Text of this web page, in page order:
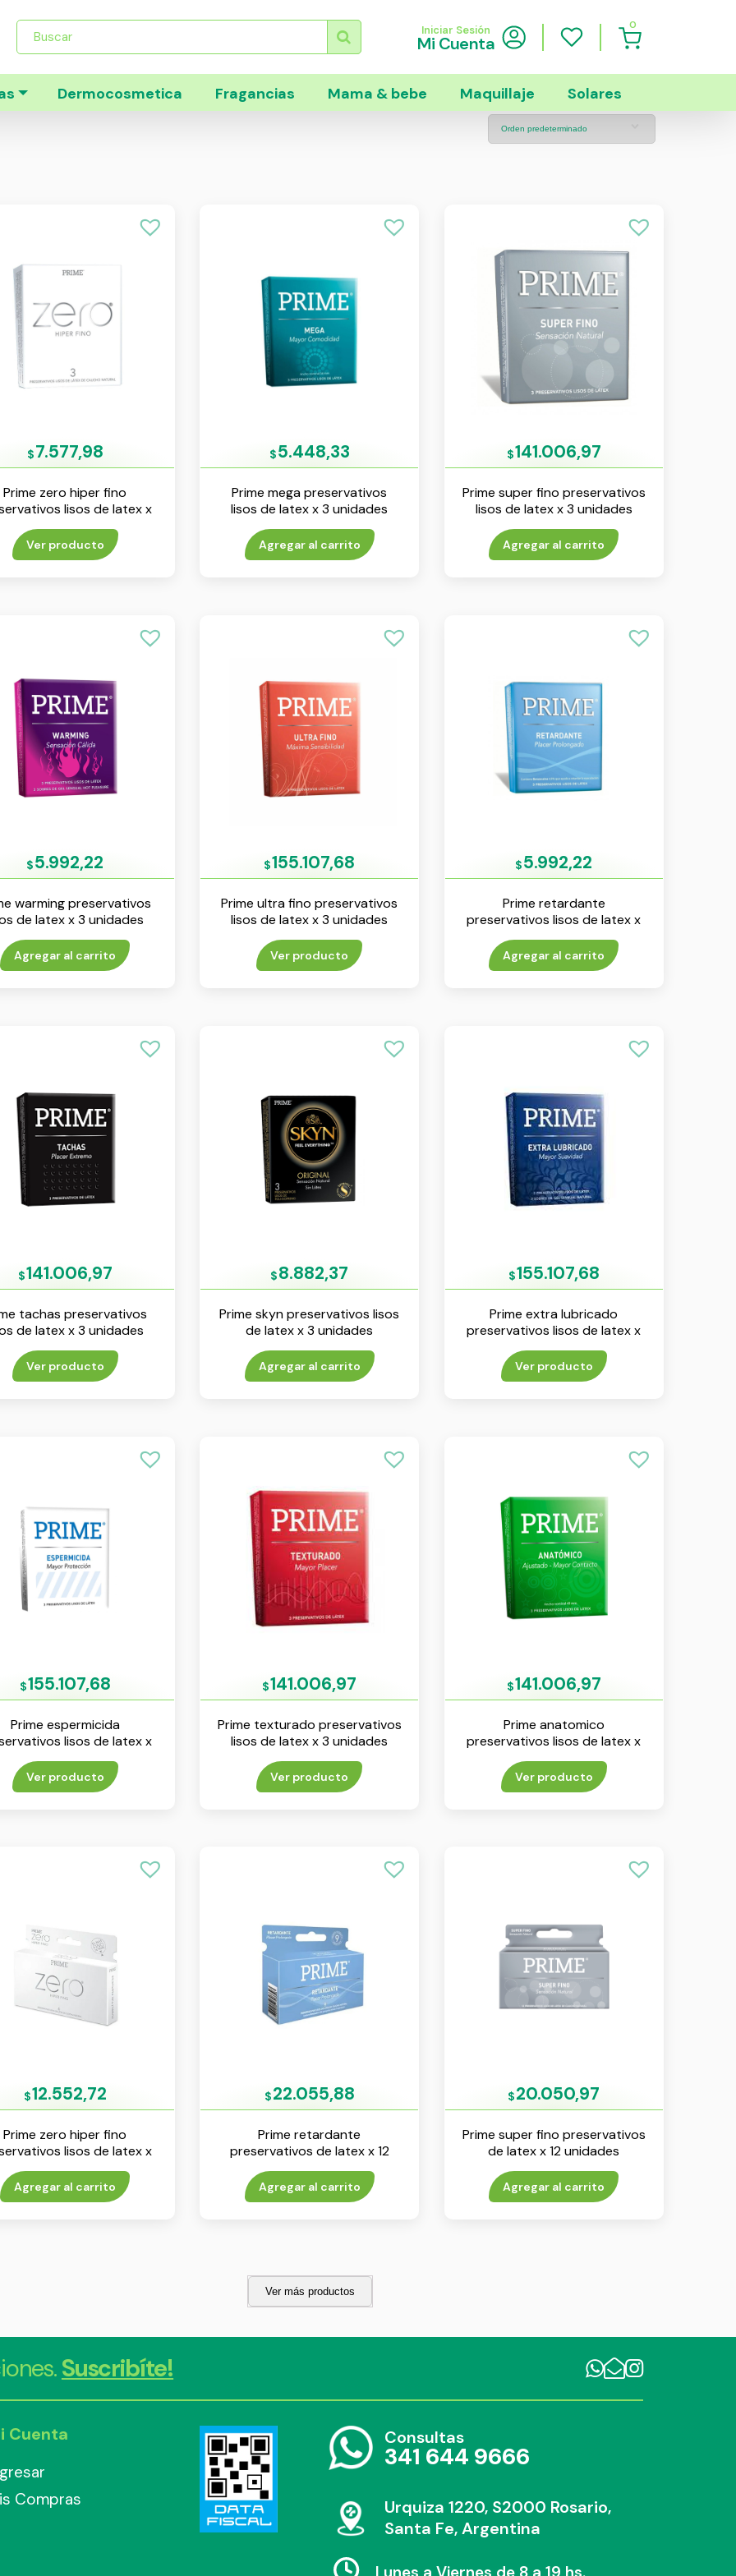
Búsqueda
productos
Iniciar Sesión
Mi Cuenta
0
Dermocosmetica Fragancias Mama & bebe Maquillaje Solares
$7.577,98
Prime zero hiper fino
lisos de latex x
3 unidades
Ver producto
$5.448,33
Prime mega preservativos
lisos de latex x 3 unidades
Agregar al carrito
$141.006,97
Prime super fino preservativos
lisos de latex x 3 unidades
Agregar al carrito
$5.992,22
warming preservativos
de latex x 3 unidades
Agregar al carrito
$155.107,68
Prime ultra fino preservativos
lisos de latex x 3 unidades
Ver producto
$5.992,22
Prime retardante
preservativos lisos de latex x
3 unidades
Agregar al carrito
$141.006,97
tachas preservativos
de latex x 3 unidades
Ver producto
$8.882,37
Prime skyn preservativos lisos
de latex x 3 unidades
Agregar al carrito
$155.107,68
Prime extra lubricado
preservativos lisos de latex x
3 unidades
Ver producto
$155.107,68
Prime espermicida
lisos de latex x
3 unidades
Ver producto
$141.006,97
Prime texturado preservativos
lisos de latex x 3 unidades
Ver producto
$141.006,97
Prime anatomico
preservativos lisos de latex x
3 unidades
Ver producto
$12.552,72
Prime zero hiper fino
lisos de latex x
6 unidades
Agregar al carrito
$22.055,88
Prime retardante
preservativos de latex x 12
unidades
Agregar al carrito
$20.050,97
Prime super fino preservativos
de latex x 12 unidades
Agregar al carrito
Ver más productos
Suscribíte!
Cuenta
Compras
Consultas
341 644 9666
Urquiza 1220, S2000 Rosario,
Santa Fe, Argentina